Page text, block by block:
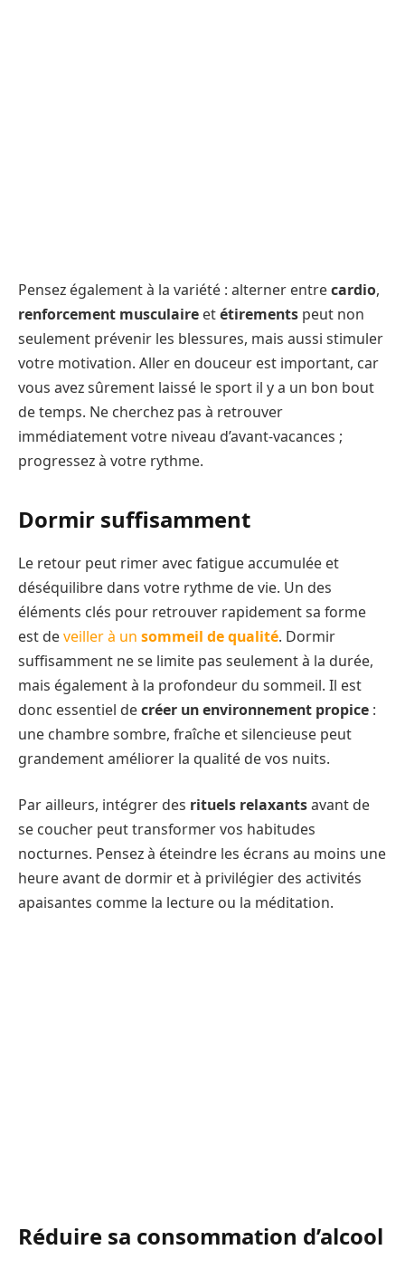
Pensez également à la variété : alterner entrecardio,
renforcement musculaire etétirements peut non
seulement prévenir les blessures, mais aussi stimuler
votre motivation. Aller en douceur est important, car
vous avez sûrement laissé le sport il y a un bon bout
de temps. Ne cherchez pas à retrouver
immédiatement votre niveau d’avant-vacances ;
progressez à votre rythme.
Dormir suffisamment
Le retour peut rimer avec fatigue accumulée et
déséquilibre dans votre rythme de vie. Un des
éléments clés pour retrouver rapidement sa forme
est deveiller à un sommeil de qualité. Dormir
suffisamment ne se limite pas seulement à la durée,
mais également à la profondeur du sommeil. Il est
donc essentiel decréer un environnement propice :
une chambre sombre, fraîche et silencieuse peut
grandement améliorer la qualité de vos nuits.
Par ailleurs, intégrer des rituels relaxantsavant de
se coucher peut transformer vos habitudes
nocturnes. Pensez à éteindre les écrans au moins une
heure avant de dormir et à privilégier des activités
apaisantes comme la lecture ou la méditation.
Réduire sa consommation d’alcool